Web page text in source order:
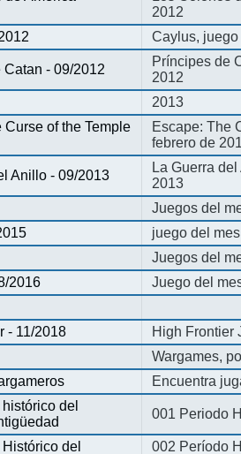
2012
Caylus,
Catan - 09/2012
Príncipes de
2012
2013
Curse of the Temple
Escape: The
febrero de
Anillo - 09/2013
La Guerra
2013
Juegos del
juego del
Juegos del
2016
Juego del
- 11/2018
High Frontier
Wargames,
Encuentra
del
001 Periodo
del
002 Período